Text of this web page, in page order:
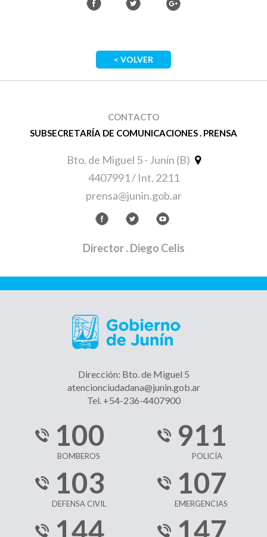
< VOLVER
CONTACTO
SUBSECRETARÍA DE COMUNICACIONES . PRENSA
Bto. de Miguel 5 - Junín (B)
4407991 / Int. 2211
prensa@junin.gob.ar
Director. Diego Celis
Dirección: Bto. de Miguel 5
atencionciudadana@junin.gob.ar
Tel. +54-236-4407900
100
BOMBEROS
911
POLICÍA
103
DEFENSA CIVIL
107
EMERGENCIAS
144 147